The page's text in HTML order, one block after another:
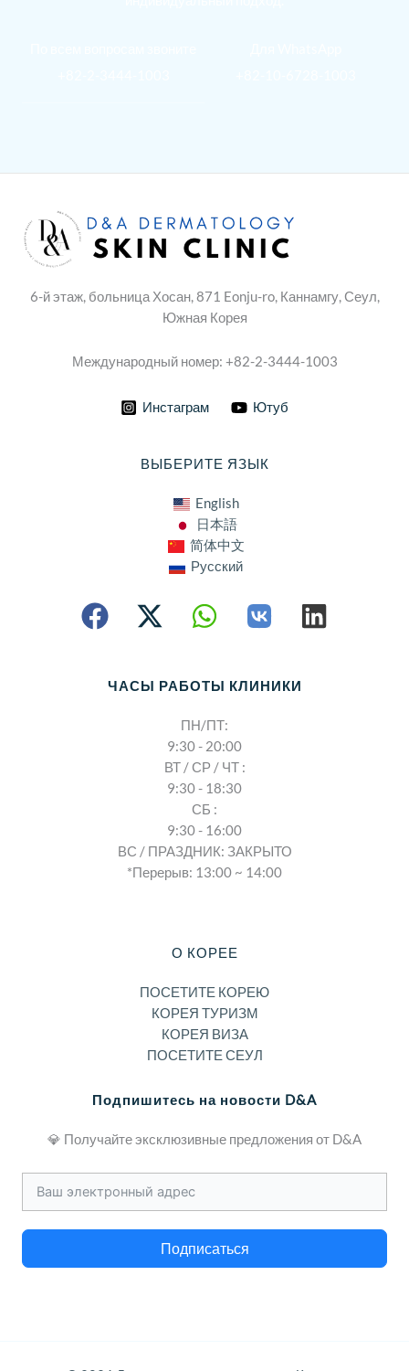
6-й этаж, больница Хосан, 871 Eonju-ro, Каннамгу, Сеул,
Южная Корея
Международный номер: +82-2-3444-1003
Инстаграм Ютуб
ВЫБЕРИТЕ ЯЗЫК
English
日本語
简体中文
Русский
ЧАСЫ РАБОТЫ КЛИНИКИ
ПН/ПТ:
9:30 - 20:00
ВТ / СР / ЧТ :
9:30 - 18:30
СБ :
9:30 - 16:00
ВС / ПРАЗДНИК: ЗАКРЫТО
*Перерыв: 13:00 ~ 14:00
О КОРЕЕ
ПОСЕТИТЕ КОРЕЮ
КОРЕЯ ТУРИЗМ
КОРЕЯ ВИЗА
ПОСЕТИТЕ СЕУЛ
Подпишитесь на новости D&A
💎 Получайте эксклюзивные предложения от D&A
Подписаться